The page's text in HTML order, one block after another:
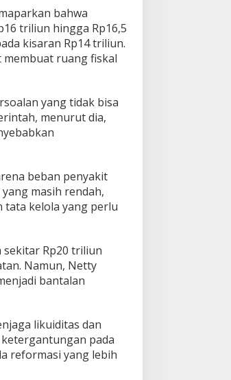
bahwa
triliun hingga Rp16,5
kisaran Rp14 triliun.
ruang fiskal
yang tidak bisa
menurut dia,
beban penyakit
masih rendah,
tata kelola yang perlu
sekitar Rp20 triliun
Namun, Netty
bantalan
likuiditas dan
pada
reformasi yang lebih